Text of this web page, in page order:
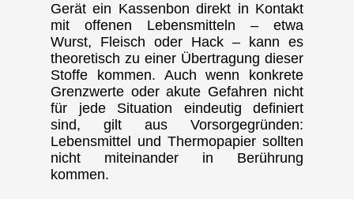
Gerät ein Kassenbon direkt in Kontakt
mit offenen Lebensmitteln – etwa
Wurst, Fleisch oder Hack – kann es
theoretisch zu einer Übertragung dieser
Stoffe kommen. Auch wenn konkrete
Grenzwerte oder akute Gefahren nicht
für jede Situation eindeutig definiert
sind, gilt aus Vorsorgegründen:
Lebensmittel und Thermopapier sollten
nicht miteinander in Berührung
kommen.